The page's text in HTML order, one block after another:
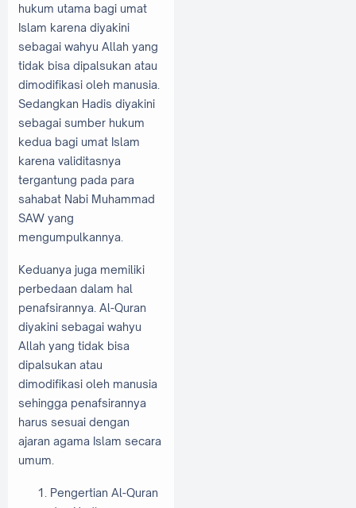
hukum utama bagi umat
Islam karena diyakini
sebagai wahyu Allah yang
tidak bisa dipalsukan atau
dimodifikasi oleh manusia.
Sedangkan Hadis diyakini
sebagai sumber hukum
kedua bagi umat Islam
karena validitasnya
tergantung pada para
sahabat Nabi Muhammad
SAW yang
mengumpulkannya.
Keduanya juga memiliki
perbedaan dalam hal
penafsirannya. Al-Quran
diyakini sebagai wahyu
Allah yang tidak bisa
dipalsukan atau
dimodifikasi oleh manusia
sehingga penafsirannya
harus sesuai dengan
ajaran agama Islam secara
umum.
Pengertian Al-Quran